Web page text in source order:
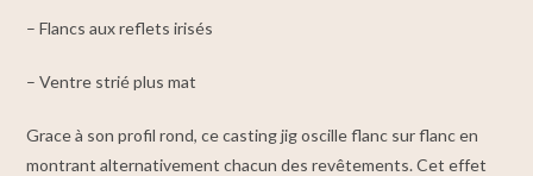
– Flancs aux reflets irisés
– Ventre strié plus mat
Grace à son profil rond, ce casting jig oscille flanc sur flanc en
montrant alternativement chacun des revêtements. Cet effet